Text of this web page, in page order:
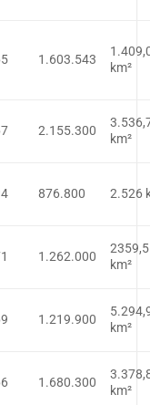
1.603.543
km²
2.155.300
km²
876.800 2.526
1.262.000
2359,5
km²
1.219.900
km²
1.680.300
km²